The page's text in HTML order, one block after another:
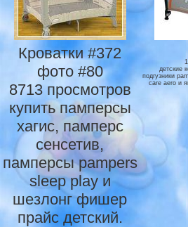
Кроватки #372
фото #80
8713 просмотров
купить памперсы
хагис, памперс
сенсетив,
памперсы pampers
sleep play и
шезлонг фишер
прайс детский.
детские
подгузники
care aero и